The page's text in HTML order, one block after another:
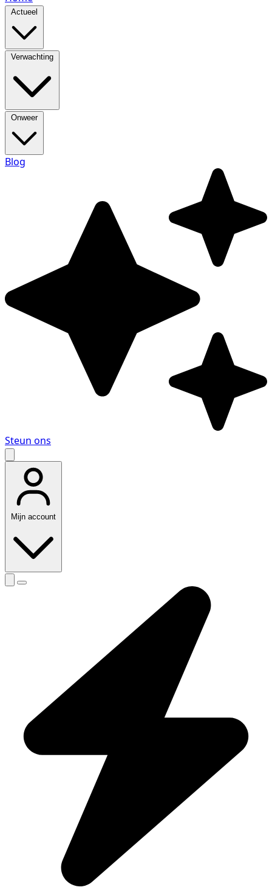
Actueel
Verwachting
Onweer
Blog
Steun ons
Mijn account